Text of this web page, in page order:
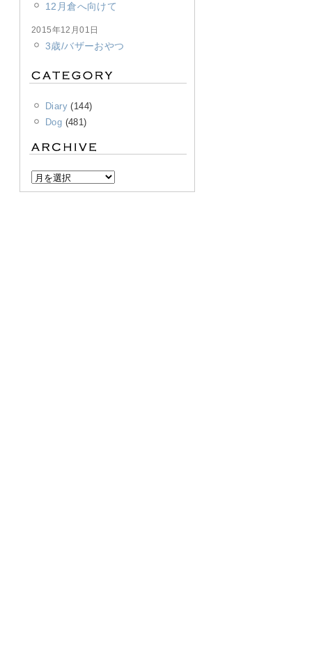
12月倉へ向けて
2015年12月01日
3歳/バザーおやつ
Diary(144)
Dog (481)